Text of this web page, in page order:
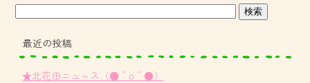
最近の投稿
★北花田ニュ～ス（●＾o＾●）